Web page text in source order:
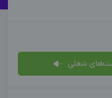
شغلی